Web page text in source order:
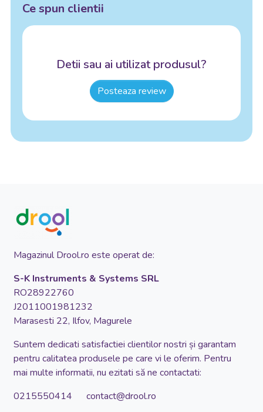
Ce spun clientii
Detii sau ai utilizat produsul?
Posteaza review
Magazinul Drool.ro este operat de:
S-K Instruments & Systems SRL
RO28922760
J2011001981232
Marasesti 22, Ilfov, Magurele
Suntem dedicati satisfactiei clientilor nostri și garantam
pentru calitatea produsele pe care vi le oferim. Pentru
mai multe informatii, nu ezitati să ne contactati:
0215550414 contact@drool.ro